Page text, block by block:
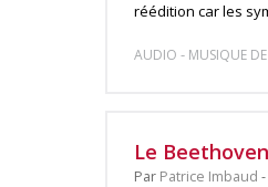
réédition car les
AUDIO - MUSIQUE
Le
Par Patrice Imbaud